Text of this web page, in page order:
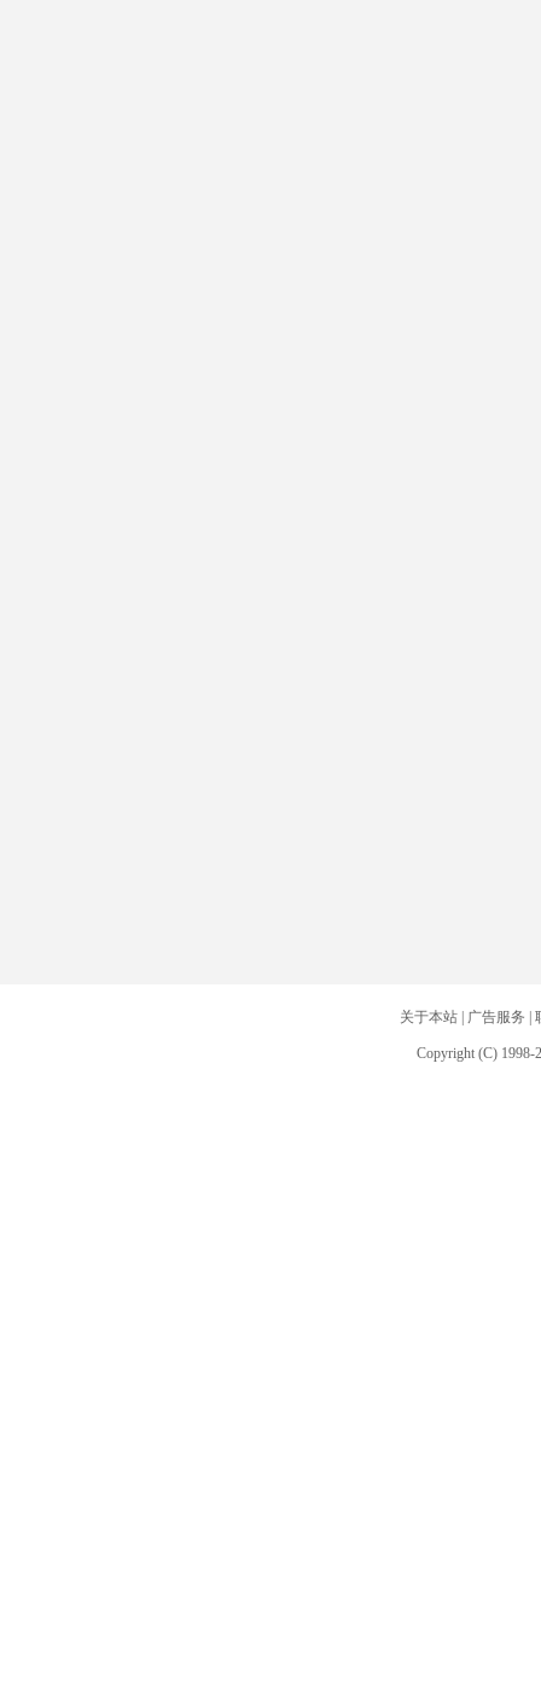
关于本站| 广告服务
Copyright (C) 1998-